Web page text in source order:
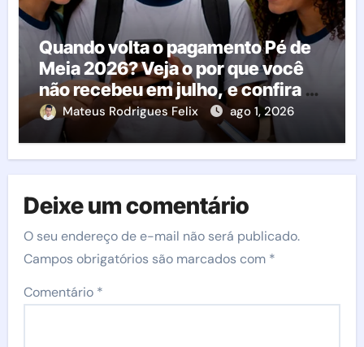
Quando volta o pagamento Pé de
Meia 2026? Veja o por que você
não recebeu em julho, e confira o
calendário oficial
Mateus Rodrigues Felix ago 1, 2026
Deixe um comentário
O seu endereço de e-mail não será publicado.
Campos obrigatórios são marcados com *
Comentário *